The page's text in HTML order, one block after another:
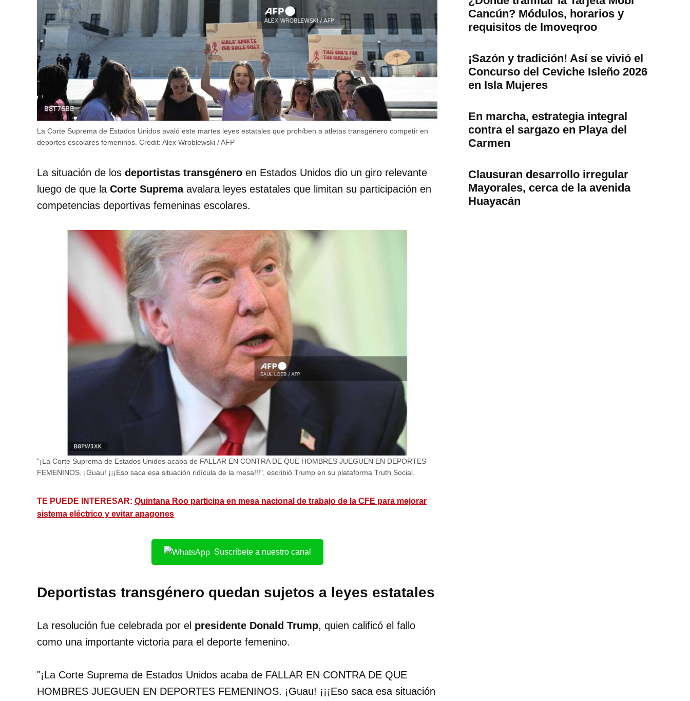
La Corte Suprema de Estados Unidos avaló este martes leyes estatales que prohíben a atletas transgénero competir en
deportes escolares femeninos. Credit: Alex Wroblewski / AFP
La situación de los deportistas transgénero en Estados Unidos dio un giro relevante
luego de que la Corte Supremaavalara leyes estatales que limitan su participación en
competencias deportivas femeninas escolares.
"¡La Corte Suprema de Estados Unidos acaba de FALLAR EN CONTRA DE QUE HOMBRES JUEGUEN EN DEPORTES
FEMENINOS. ¡Guau! ¡¡¡Eso saca esa situación ridícula de la mesa!!!", escribió Trump en su plataforma Truth Social.
TE PUEDE INTERESAR: Quintana Roo participa en mesa nacional de trabajo de la CFE para mejorar
sistema eléctrico y evitar apagones
Suscríbete a nuestro canal
Deportistas transgénero quedan sujetos a leyes estatales
La resolución fue celebrada por el presidente Donald Trump, quien calificó el fallo
como una importante victoria para el deporte femenino.
"¡La Corte Suprema de Estados Unidos acaba de FALLAR EN CONTRA DE QUE
HOMBRES JUEGUEN EN DEPORTES FEMENINOS. ¡Guau! ¡¡¡Eso saca esa situación
Cancún? Módulos, horarios y
requisitos de Imoveqroo
¡Sazón y tradición! Así se vivió el
Concurso del Ceviche Isleño 2026
en Isla Mujeres
En marcha, estrategia integral
contra el sargazo en Playa del
Carmen
Clausuran desarrollo irregular
Mayorales, cerca de la avenida
Huayacán